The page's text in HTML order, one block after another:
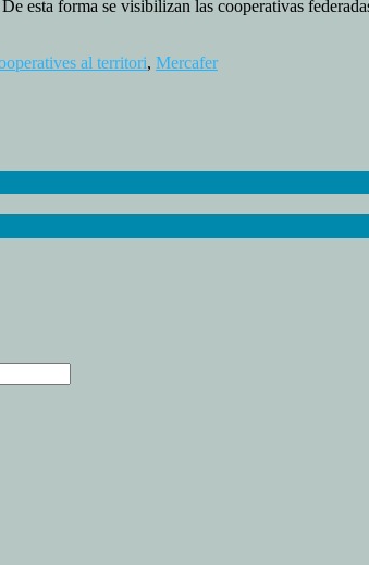
esta forma se visibilizan las cooperativas
al territori, Mercafer